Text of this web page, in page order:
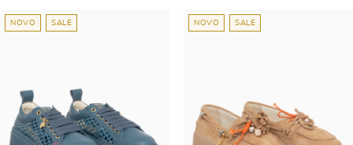
NOVO SALE NOVO SALE